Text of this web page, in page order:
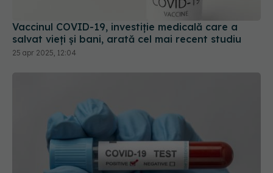
Vaccinul COVID-19, investiție medicală care a
salvat vieți și bani, arată cel mai recent studiu
25 apr 2025, 12:04